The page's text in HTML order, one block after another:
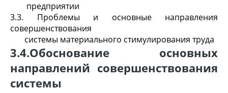
предприятии
3.3. Проблемы и основные направления
совершенствования
системы материального стимулирования труда
3.4.Обоснование основных
направлений совершенствования
системы